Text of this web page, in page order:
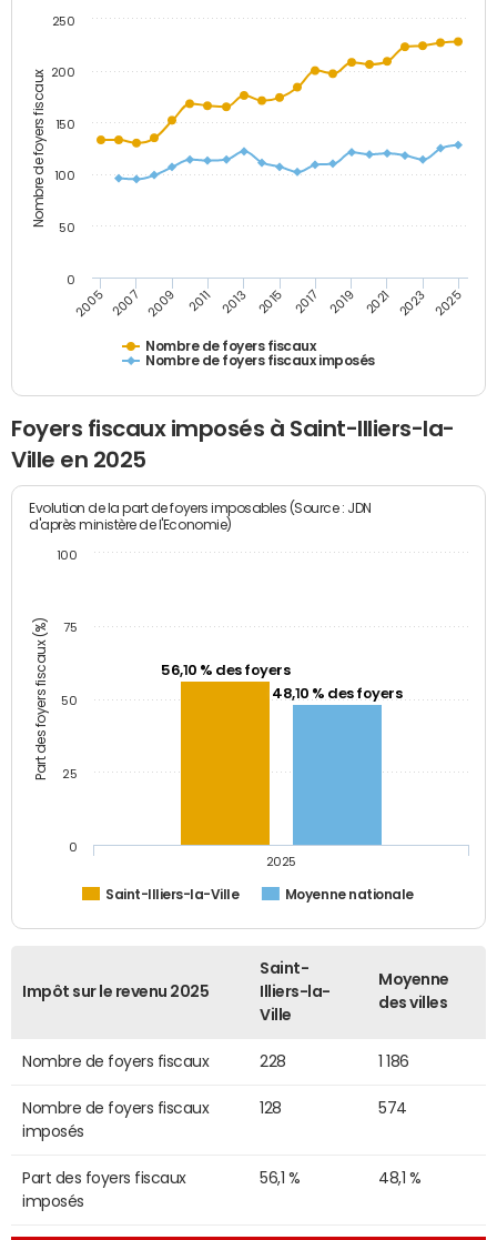
Nombre de foyers fiscaux
Nombre de foyers fiscaux
Nombre de foyers fiscaux imposés
2005 2007 2009 2011 2013 2015 2017 2019 2021 2023 2025
0
50
100
150
200
250
Foyers fiscaux imposés à Saint-Illiers-la-
Ville en 2025
Part des foyers fiscaux (%)
Evolution de la part de foyers imposables (Source : JDN
d'après ministère de l'Economie)
56,10 % des foyers
48,10 % des foyers
Saint-Illiers-la-Ville Moyenne nationale
2025
0
25
50
75
100
Impôt sur le revenu 2025
Saint-
Illiers-la-
Ville
Moyenne
des villes
Nombre de foyers fiscaux 228 1 186
Nombre de foyers fiscaux
imposés
128 574
Part des foyers fiscaux
imposés
56,1 % 48,1 %